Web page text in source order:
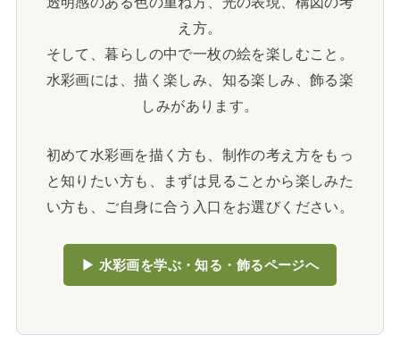
え方。
そして、暮らしの中で一枚の絵を楽しむこと。
水彩画には、描く楽しみ、知る楽しみ、飾る楽
しみがあります。
初めて水彩画を描く方も、制作の考え方をもっ
と知りたい方も、まずは見ることから楽しみた
い方も、ご自身に合う入口をお選びください。
▶ 水彩画を学ぶ・知る・飾るページへ